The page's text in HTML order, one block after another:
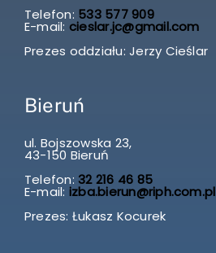
Telefon: 533 577 909
E-mail: cieslar.jc@gmail.com
Prezes oddziału: Jerzy Cieślar
Bieruń
ul. Bojszowska 23,
43-150 Bieruń
Telefon: 32 216 46 85
E-mail: izba.bierun@riph.com.pl
Prezes: Łukasz Kocurek